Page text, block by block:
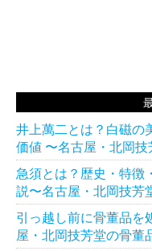
井上萬二とは？白磁の
価値 〜名古屋・北岡
急須とは？歴史・特徴
説〜名古屋・北岡技芳
引っ越し前に骨董品を
屋・北岡技芳堂の骨董